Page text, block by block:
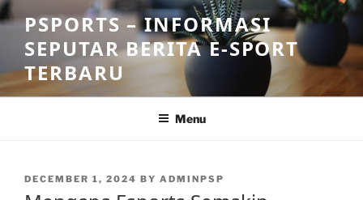
Skip
to
content
PSPORTS – INFORMASI
SEPUTAR BERITA E-SPORT
TERBARU
Menu
POSTED
DECEMBER 1, 2024 BY ADMINPSP